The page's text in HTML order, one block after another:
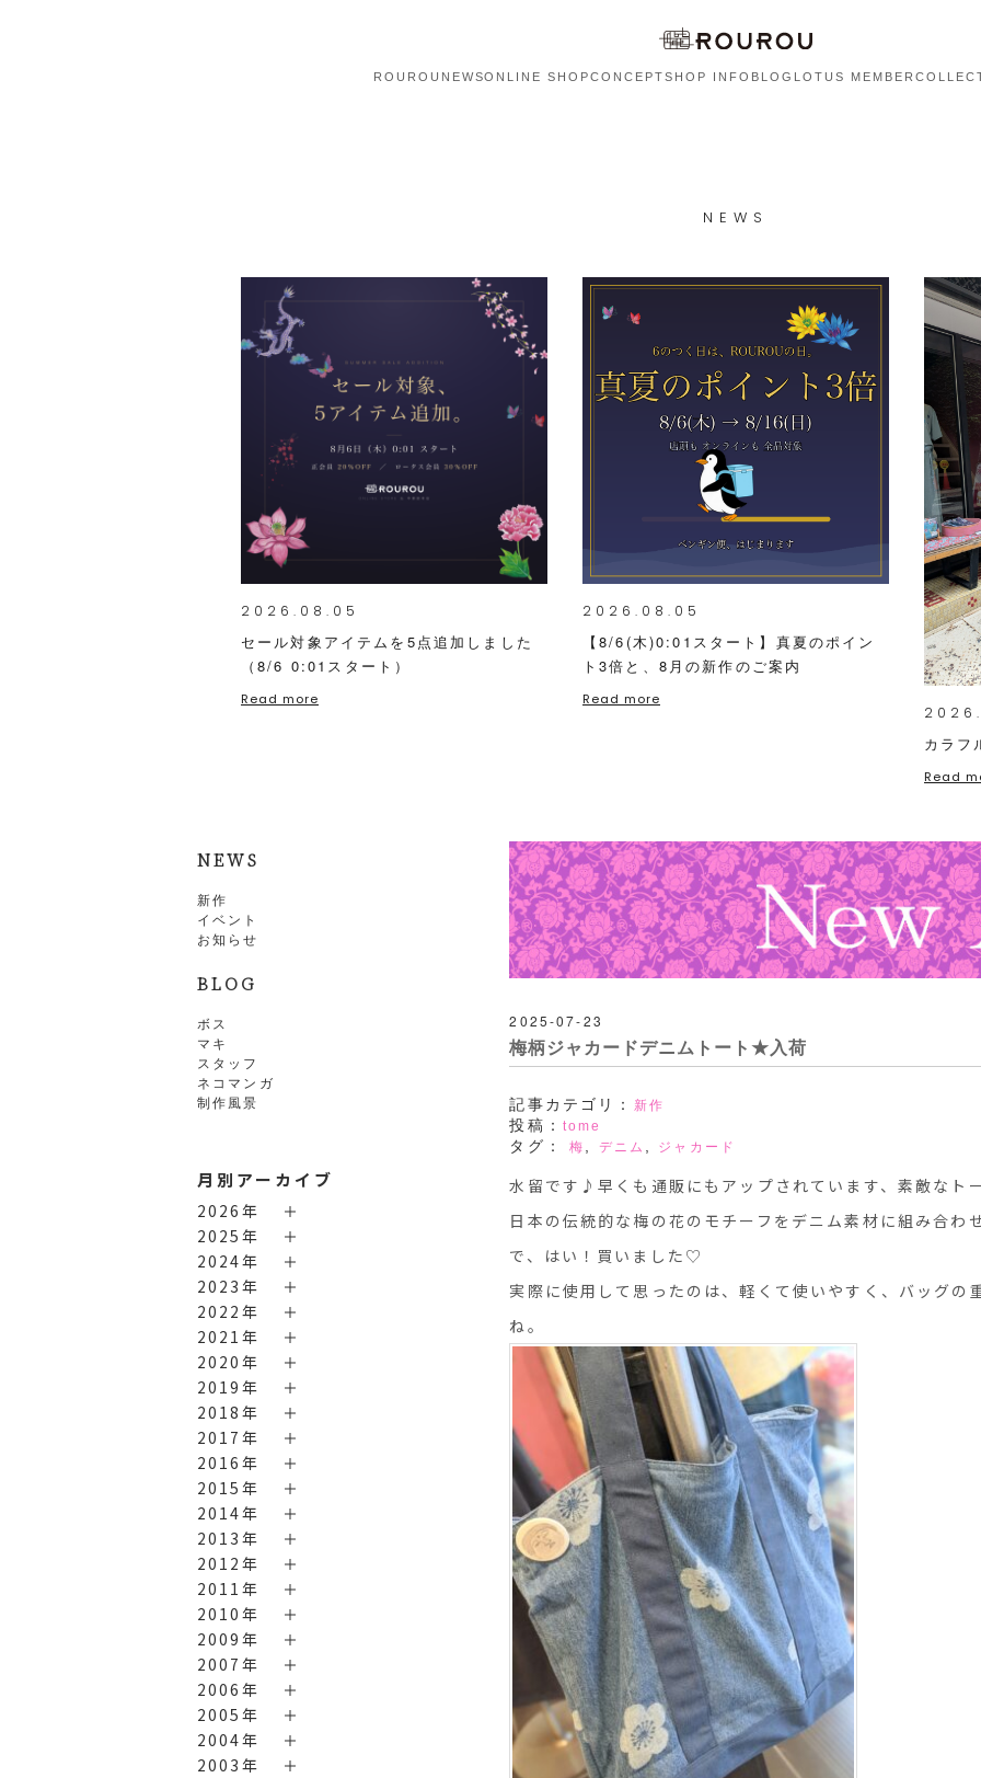
ROUROU NEWSONLINE SHOPCONCEPTSHOP INFO BLOG LOTUS MEMBER
NEWS
2026.08.05
セール対象アイテムを5点追加しました
（8/6 0:01スタート）
Read more
2026.08.05
【8/6(木)0:01スタート】真夏のポイン
ト3倍と、8月の新作のご案内
Read more
カラフ
Read
NEWS
新作
イベント
お知らせ
BLOG
ボス
マキ
スタッフ
ネコマンガ
制作風景
月別アーカイブ
2026年
2025年
2024年
2023年
2022年
2021年
2020年
2019年
2018年
2017年
2016年
2015年
2014年
2013年
2012年
2011年
2010年
2009年
2007年
2006年
2005年
2004年
2003年
2025-07-23
梅柄ジャカードデニムトート★入荷
記事カテゴリ： 新作
投稿： tome
タグ：梅 デニム ジャカード
水留です♪早くも通販にもアップされています、素敵なト
日本の伝統的な梅の花のモチーフをデニム素材に組み合わ
で、はい！買いました♡
実際に使用して思ったのは、軽くて使いやすく、バッグの
ね。